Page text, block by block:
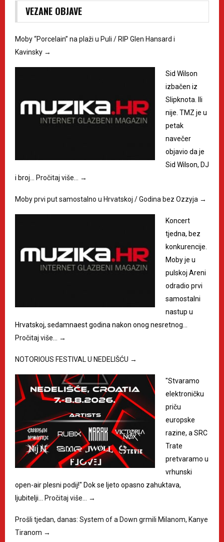
VEZANE OBJAVE
Moby “Porcelain” na plaži u Puli / RIP Glen Hansard i
Kavinsky →
Sid Wilson
izbačen iz
Slipknota. Ili
nije. TMZ je u
petak
navečer
objavio da je
Sid Wilson, DJ
i broj…
Pročitaj više… →
Moby prvi put samostalno u Hrvatskoj / Godina bez Ozzyja →
Koncert
tjedna, bez
konkurencije.
Moby je u
pulskoj Areni
odradio prvi
samostalni
nastup u
Hrvatskoj, sedamnaest godina nakon onog nesretnog…
Pročitaj više…
→
NOTORIOUS FESTIVAL U NEDELIŠĆU →
"Stvaramo
elektroničku
priču
europske
razine, a SRC
Trate
pretvaramo u
vrhunski
open-air plesni podij!" Dok se ljeto opasno zahuktava,
ljubitelji…
Pročitaj više… →
Prošli tjedan, danas: System of a Down grmili Milanom, Kanye
Tiranom →